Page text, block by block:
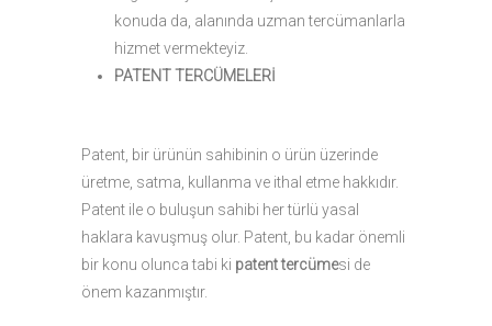
konuda da, alanında uzman tercümanlarla
hizmet vermekteyiz.
PATENT TERCÜMELERİ
Patent, bir ürünün sahibinin o ürün üzerinde
üretme, satma, kullanma ve ithal etme hakkıdır.
Patent ile o buluşun sahibi her türlü yasal
haklara kavuşmuş olur. Patent, bu kadar önemli
bir konu olunca tabi ki patent tercümesi de
önem kazanmıştır.